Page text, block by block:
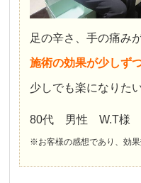
足の辛さ、手の痛み
施術の効果が少しず
少しでも楽になりた
80代 男性 W.T様
※お客様の感想であり、効果